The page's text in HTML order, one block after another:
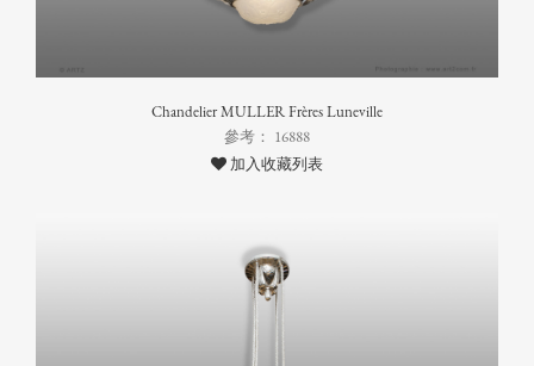
Chandelier MULLER Frères Luneville
參考： 16888
加入收藏列表